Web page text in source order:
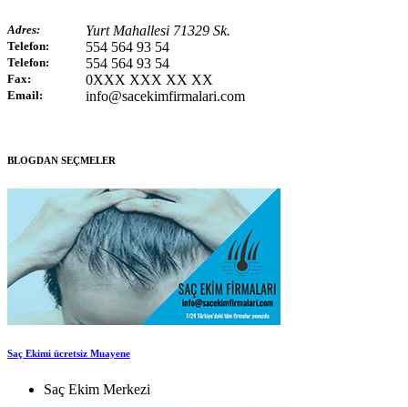
Adres: Yurt Mahallesi 71329 Sk.
Telefon: 554 564 93 54
Telefon: 554 564 93 54
Fax: 0XXX XXX XX XX
Email: info@sacekimfirmalari.com
BLOGDAN SEÇMELER
Saç Ekimi ücretsiz Muayene
Saç Ekim Merkezi